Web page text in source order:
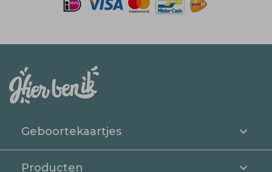
Geboortekaartjes
Producten